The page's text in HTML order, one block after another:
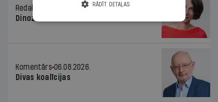
Redaktores sleja
06.08.2026.
Dinozaura triks
Komentārs 06.08.2026.
Divas koalīcijas
RĀDĪT DETAĻAS